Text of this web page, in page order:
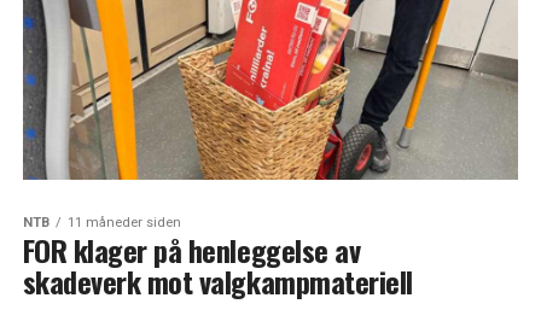
NTB 11 måneder siden
FOR klager på henleggelse av
skadeverk mot valgkampmateriell